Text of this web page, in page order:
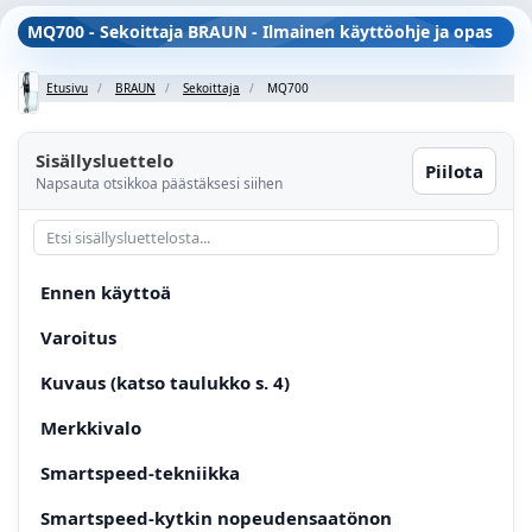
MQ700 - Sekoittaja BRAUN - Ilmainen käyttöohje ja opas
Etusivu BRAUN Sekoittaja MQ700
Sisällysluettelo
Napsauta otsikkoa päästäksesi siihen
Piilota
Ennen käyttoä
Varoitus
Kuvaus (katso taulukko s. 4)
Merkkivalo
Smartspeed-tekniikka
Smartspeed-kytkin nopeudensaatönon